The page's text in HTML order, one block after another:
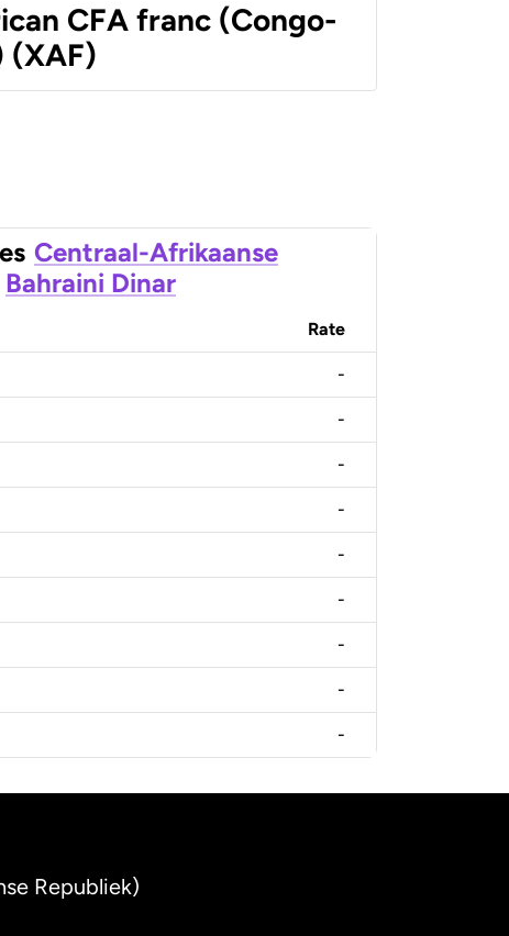
CFA franc (Congo-
(XAF)
Centraal-Afrikaanse
Bahraini Dinar
Rate
-
-
-
-
-
-
-
-
-
Republiek)